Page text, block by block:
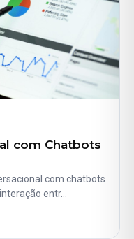
com Chatbots
com chatbots
entr…